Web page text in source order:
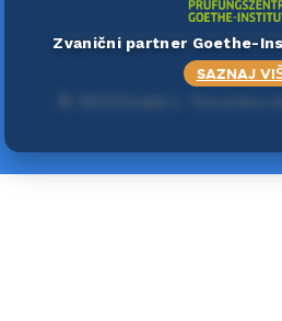
Zvanični partner Goethe-
SAZNAJ